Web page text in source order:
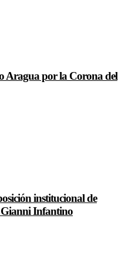
Aragua por la Corona del
institucional de
Infantino